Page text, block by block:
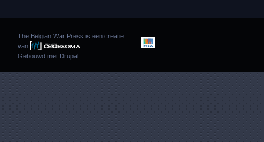
The Belgian War Press is een creatie
van
Gebouwd met Drupal